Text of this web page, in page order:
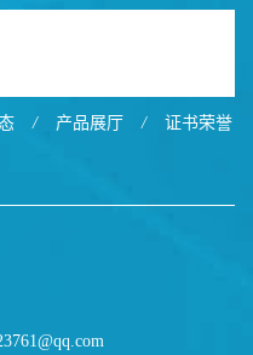
/ 产品展厅 / 证书荣誉